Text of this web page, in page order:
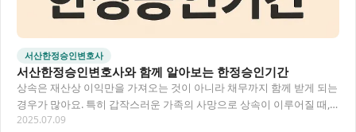
서산한정승인변호사
서산한정승인변호사와 함께 알아보는 한정승인기간
상속은 재산상 이익만을 가져오는 것이 아니라 채무까지 함께 받게 되는
경우가 많아요. 특히 갑작스러운 가족의 사망으로 상속이 이루어질 때,
생각지 못한 채무로 고민하시는 분들이 많…
2025.07.09